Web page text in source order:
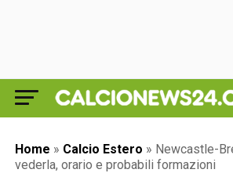
Home » Calcio Estero » Newcastle-
vederla, orario e probabili formazioni